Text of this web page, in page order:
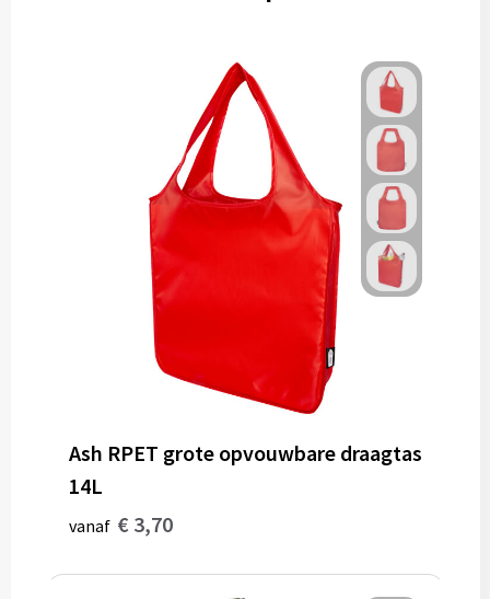
Ash RPET grote opvouwbare draagtas
14L
vanaf € 3,70